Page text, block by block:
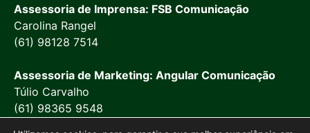
Assessoria de Imprensa: FSB Comunicação
Carolina Rangel
(61) 98128 7514
Assessoria de Marketing: Angular Comunicação
Túlio Carvalho
(61) 98365 9548